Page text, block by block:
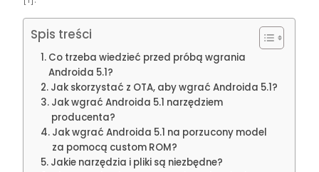
Spis treści
Co trzeba wiedzieć przed próbą wgrania
Androida 5.1?
Jak skorzystać z OTA, aby wgrać Androida 5.1?
Jak wgrać Androida 5.1 narzędziem
producenta?
Jak wgrać Androida 5.1 na porzucony model
za pomocą custom ROM?
Jakie narzędzia i pliki są niezbędne?